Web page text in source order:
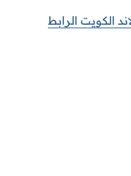
الكويت الرابط